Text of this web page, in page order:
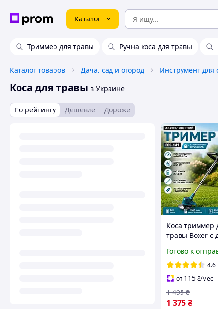
Каталог
Триммер для травы Ручна коса для травы
Каталог товаров Дача, сад и огород Инструмент для
Коса для травы в Украине
По рейтингу Дешевле Дороже
Коса триммер
травы Boxer с
насадками в
комплекте,
газонокосилка
24V,
Готово к
4.6
от 115₴/мес
1 375₴
1 495 ₴